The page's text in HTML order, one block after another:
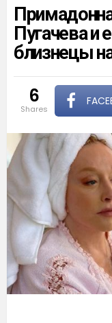
Пугачева и
близнецы
6
shares